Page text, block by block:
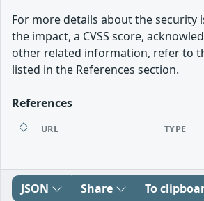
For more details about the security
the impact, a CVSS score,
other related information, refer to
listed in the References section.
References
URL TYPE
JSON Share To